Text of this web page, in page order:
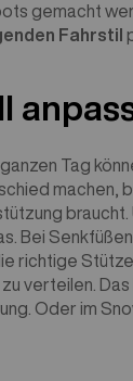
gemacht
Fahrstil
Tag
machen,
braucht.
Bei
richtige
zu verteilen.
Oder im